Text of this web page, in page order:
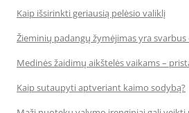
Kaip išsirinkti geriausią pelėsio valiklį
Žieminių padangų žymėjimas yra
Medinės žaidimų aikštelės vaikams –
Kaip sutaupyti aptveriant kaimo sodybą?